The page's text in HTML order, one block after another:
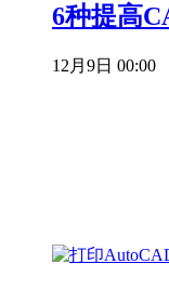
6种提高
12月9日 00:00